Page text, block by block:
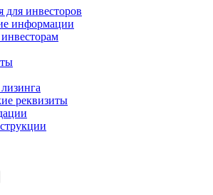
для инвесторов
информации
реквизиты